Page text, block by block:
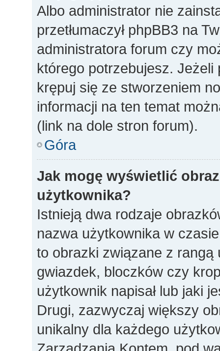
Albo administrator nie
przetłumaczył phpBB3 na
administratora forum czy
którego potrzebujesz.
krępuj się ze stworzeniem
informacji na ten temat
(link na dole stron forum).
Góra
Jak mogę wyświetlić
użytkownika?
Istnieją dwa rodzaje
nazwa użytkownika w
to obrazki związane z
gwiazdek, bloczków czy
użytkownik napisał lub jaki
Drugi, zazwyczaj większy
unikalny dla każdego